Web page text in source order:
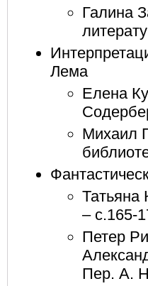
Галина
Лема
Елена
Михаил
Татьяна
– с.165-
Петер
Пер. А.